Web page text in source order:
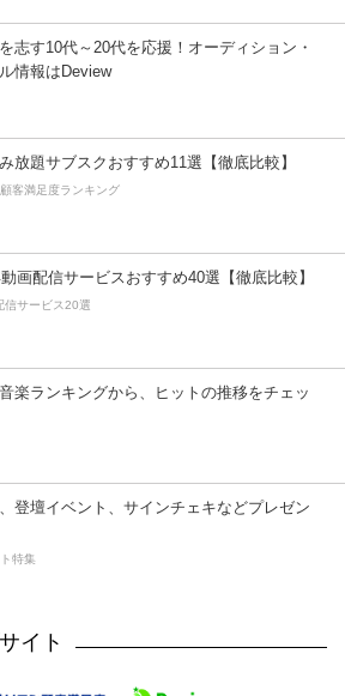
志す10代～20代を応援！オーディション・
情報はDeview
放題サブスクおすすめ11選【徹底比較】
客満足度ランキング
画配信サービスおすすめ40選【徹底比較】
信サービス20選
楽ランキングから、ヒットの推移をチェッ
登壇イベント、サインチェキなどプレゼン
特集
イト